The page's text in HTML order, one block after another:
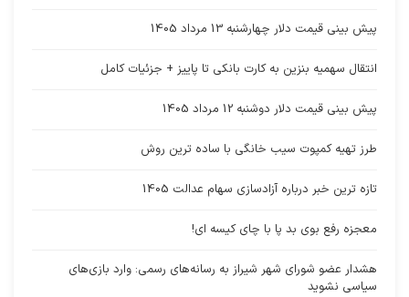
پیش بینی قیمت دلار چهارشنبه 13 مرداد 1405
انتقال سهمیه بنزین به کارت بانکی تا پاییز + جزئیات کامل
پیش بینی قیمت دلار دوشنبه 12 مرداد 1405
طرز تهیه کمپوت سیب خانگی با ساده ترین روش
تازه ترین خبر درباره آزادسازی سهام عدالت 1405
معجزه رفع بوی بد پا با چای کیسه ای!
هشدار عضو شورای شهر شیراز به رسانه‌های رسمی: وارد بازی‌های
سیاسی نشوید